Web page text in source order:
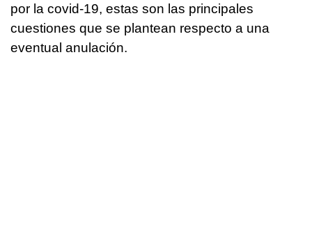
por la covid-19, estas son las principales
cuestiones que se plantean respecto a una
eventual anulación.